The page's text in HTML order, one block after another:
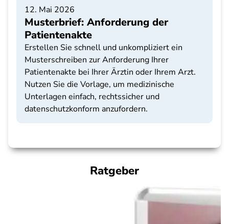
12. Mai 2026
Musterbrief: Anforderung der
Patientenakte
Erstellen Sie schnell und unkompliziert ein
Musterschreiben zur Anforderung Ihrer
Patientenakte bei Ihrer Ärztin oder Ihrem Arzt.
Nutzen Sie die Vorlage, um medizinische
Unterlagen einfach, rechtssicher und
datenschutzkonform anzufordern.
Ratgeber